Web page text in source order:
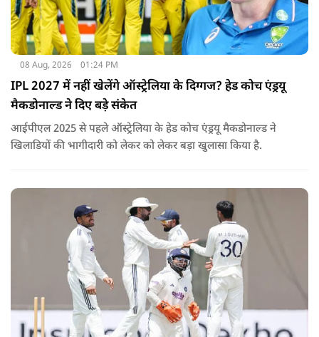
08 Aug, 2026 01:24 PM
IPL 2027 में नहीं खेलेंगे ऑस्ट्रेलिया के दिग्गज? हेड कोच एंड्रयू
मैकडोनाल्ड ने दिए बड़े संकेत
आईपीएल 2025 से पहले ऑस्ट्रेलिया के हेड कोच एंड्रयू मैकडोनाल्ड ने
खिलाडियों की भागीदारी को लेकर को लेकर बड़ा खुलासा किया है.